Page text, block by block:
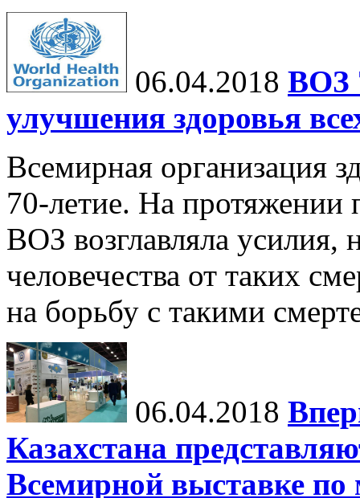
06.04.2018 ВОЗ
улучшения здоровья
Всемирная организация
70-летие. На протяжении
ВОЗ возглавляла усилия,
человечества от таких
на борьбу с такими
06.04.2018
Казахстана
Всемирной выставке по